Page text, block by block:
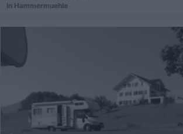
In Hammermuehle